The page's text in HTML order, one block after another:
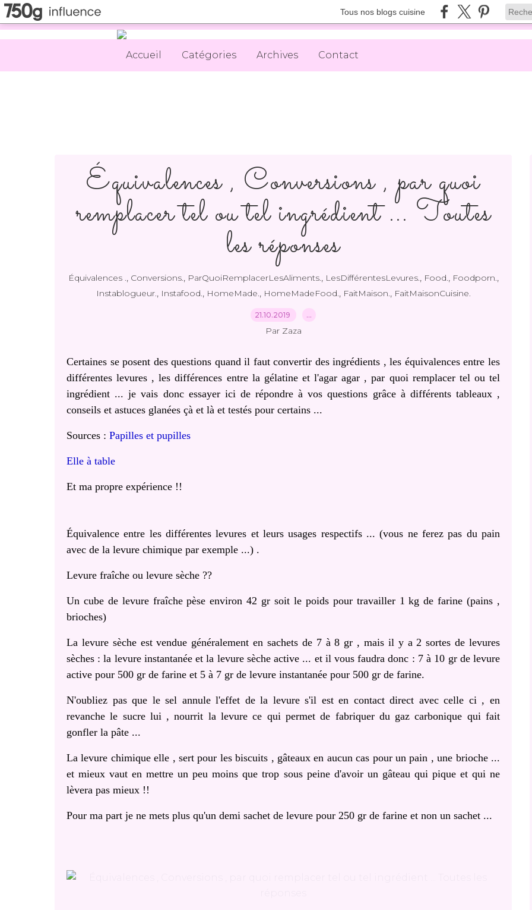
Tous nos blogs cuisine
Accueil Catégories Archives Contact
Équivalences , Conversions , par quoi
remplacer tel ou tel ingrédient ... Toutes
les réponses
Équivalences ., Conversions., ParQuoiRemplacerLesAliments., LesDifférentesLevures., Food., Foodporn.,
Instablogueur., Instafood., HomeMade., HomeMadeFood., FaitMaison., FaitMaisonCuisine.
21.10.2019 …
Par Zaza
Certaines se posent des questions quand il faut convertir des ingrédients , les équivalences entre les
différentes levures , les différences entre la gélatine et l'agar agar , par quoi remplacer tel ou tel
ingrédient ... je vais donc essayer ici de répondre à vos questions grâce à différents tableaux ,
conseils et astuces glanées çà et là et testés pour certains ...
Sources : Papilles et pupilles
Elle à table
Et ma propre expérience !!
Équivalence entre les différentes levures et leurs usages respectifs ... (vous ne ferez pas du pain
avec de la levure chimique par exemple ...) .
Levure fraîche ou levure sèche ??
Un cube de levure fraîche pèse environ 42 gr soit le poids pour travailler 1 kg de farine (pains ,
brioches)
La levure sèche est vendue généralement en sachets de 7 à 8 gr , mais il y a 2 sortes de levures
sèches : la levure instantanée et la levure sèche active ... et il vous faudra donc : 7 à 10 gr de levure
active pour 500 gr de farine et 5 à 7 gr de levure instantanée pour 500 gr de farine.
N'oubliez pas que le sel annule l'effet de la levure s'il est en contact direct avec celle ci , en
revanche le sucre lui , nourrit la levure ce qui permet de fabriquer du gaz carbonique qui fait
gonfler la pâte ...
La levure chimique elle , sert pour les biscuits , gâteaux en aucun cas pour un pain , une brioche ...
et mieux vaut en mettre un peu moins que trop sous peine d'avoir un gâteau qui pique et qui ne
lèvera pas mieux !!
Pour ma part je ne mets plus qu'un demi sachet de levure pour 250 gr de farine et non un sachet ...